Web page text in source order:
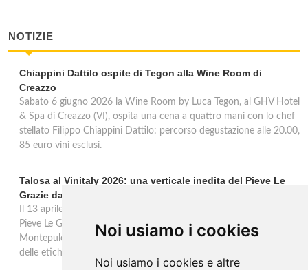
Noi usiamo i cookies
Noi usiamo i cookies e altre
NOTIZIE
Chiappini Dattilo ospite di Tegon alla Wine Room di
Creazzo
Sabato 6 giugno 2026 la Wine Room by Luca Tegon, al GHV Hotel
& Spa di Creazzo (VI), ospita una cena a quattro mani con lo chef
stellato Filippo Chiappini Dattilo: percorso degustazione alle 20.00,
85 euro vini esclusi.
Talosa al Vinitaly 2026: una verticale inedita del Pieve Le
Grazie dal 2016 al 2020
Il 13 aprile 2026 al Vinitaly, Talosa presenta la verticale inedita del
Pieve Le Grazie: cinque annate dal 2016 al 2020 del Nobile di
Montepulciano a 95 punti Vinous, per ripercorrere la genesi di una
delle etichette iconiche di Montepulciano.